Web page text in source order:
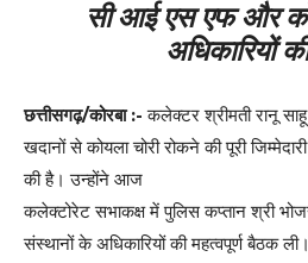
सी आई एस एफ और
अधिकारियों
छत्तीसगढ़/कोरबा :-कलेक्टर श्रीमती रानू
खदानों से कोयला चोरी रोकने की पूरी
की है। उन्होंने आज
कलेक्टोरेट सभाकक्ष में पुलिस कप्तान श्री
संस्थानों के अधिकारियों की महत्वपूर्ण बैठक